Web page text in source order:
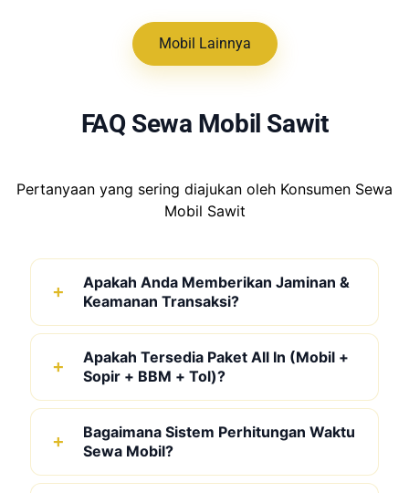
Mobil Lainnya
FAQ Sewa Mobil Sawit
Pertanyaan yang sering diajukan oleh Konsumen Sewa
Mobil Sawit
Apakah Anda Memberikan Jaminan &
Keamanan Transaksi?
Apakah Tersedia Paket All In (Mobil +
Sopir + BBM + Tol)?
Bagaimana Sistem Perhitungan Waktu
Sewa Mobil?